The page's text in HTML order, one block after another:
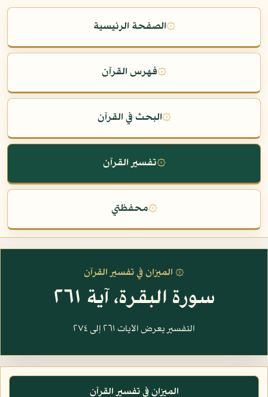
۞الصفحة الرئيسية
۞فهرس القرآن
۞البحث في القرآن
۞تفسير القرآن
۞محفظتي
۞ الميزان في تفسير القرآن
سورة البقرة، آية ٢٦١
التفسير يعرض الآيات ٢٦١ إلى ٢٧٤
الميزان في تفسير القرآن